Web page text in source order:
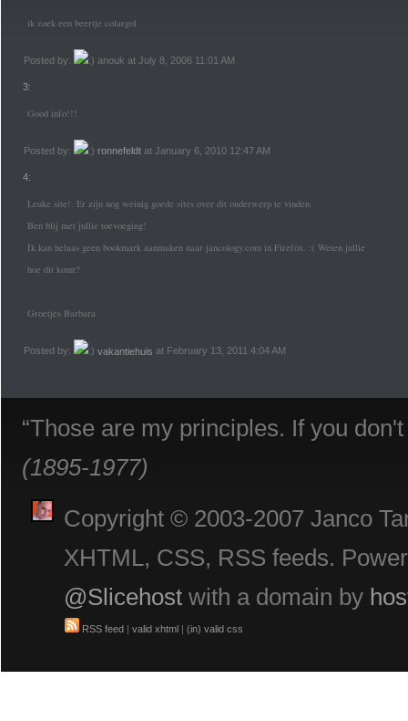
ik zoek een beertje colargol
Posted by: anouk at July 8, 2006 11:01 AM
3:
Good info!!!
Posted by: ronnefeldt at January 6, 2010 12:47 AM
4:
Leuke site!. Er zijn nog weinig goede sites over dit onderwerp te vinden.
Ben blij met jullie toevoeging!
Ik kan helaas geen bookmark aanmaken naar jancology.com in Firefox. :( Weten jullie
hoe dit komt?
Groetjes Barbara
Posted by: vakantiehuis at February 13, 2011 4:04 AM
“Those are my principles. If you
(1895-1977)
Copyright © 2003-2007 Janco
XHTML, CSS, RSS feeds.
@Slicehostwith a domain by
RSS feed| valid xhtml| (in) valid css